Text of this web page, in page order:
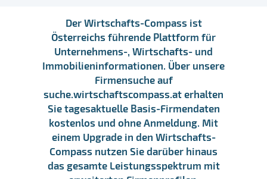
Der Wirtschafts-Compass ist
Österreichs führende Plattform für
Unternehmens-, Wirtschafts- und
Immobilieninformationen. Über unsere
Firmensuche auf
suche.wirtschaftscompass.at erhalten
Sie tagesaktuelle Basis-Firmendaten
kostenlos und ohne Anmeldung. Mit
einem Upgrade in den Wirtschafts-
Compass nutzen Sie darüber hinaus
das gesamte Leistungsspektrum mit